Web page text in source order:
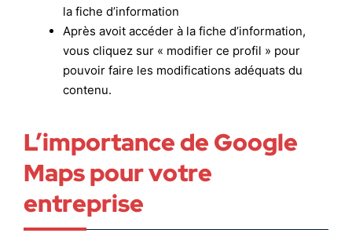
la fiche d’information
Après avoit accéder à la fiche d’information,
vous cliquez sur « modifier ce profil » pour
pouvoir faire les modifications adéquats du
contenu.
L’importance de Google
Maps pour votre
entreprise